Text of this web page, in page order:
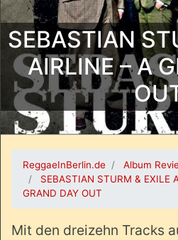
SEBASTIAN
AIRLINE – A
ReggaeInBerlin.de
Album
SEBASTIAN STURM & EXILE
GRAND DAY OUT
Mit den dreizehn Tracks